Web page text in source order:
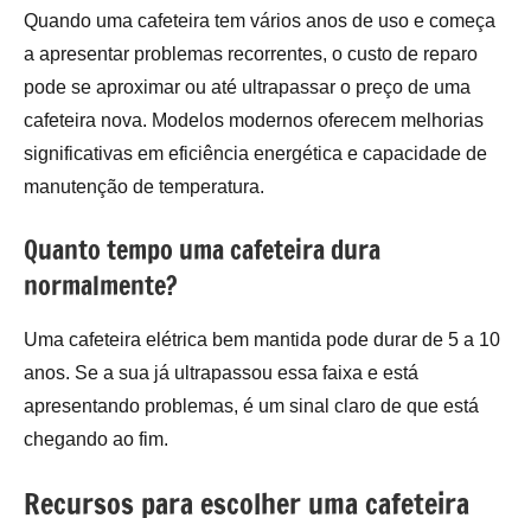
Quando uma cafeteira tem vários anos de uso e começa
a apresentar problemas recorrentes, o custo de reparo
pode se aproximar ou até ultrapassar o preço de uma
cafeteira nova. Modelos modernos oferecem melhorias
significativas em eficiência energética e capacidade de
manutenção de temperatura.
Quanto tempo uma cafeteira dura
normalmente?
Uma cafeteira elétrica bem mantida pode durar de 5 a 10
anos. Se a sua já ultrapassou essa faixa e está
apresentando problemas, é um sinal claro de que está
chegando ao fim.
Recursos para escolher uma cafeteira